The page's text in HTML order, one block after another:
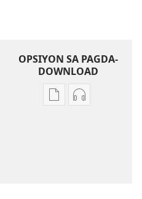
OPSIYON SA PAGDA-
DOWNLOAD
OpsiyonOpsiyon